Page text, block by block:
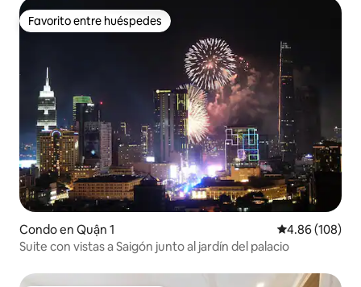
Favorito entre huéspedes
Favorito entre huéspedes
Condo en Quận 1 Calificación
4.86 (108)
Suite con vistas a Saigón junto al jardín del palacio